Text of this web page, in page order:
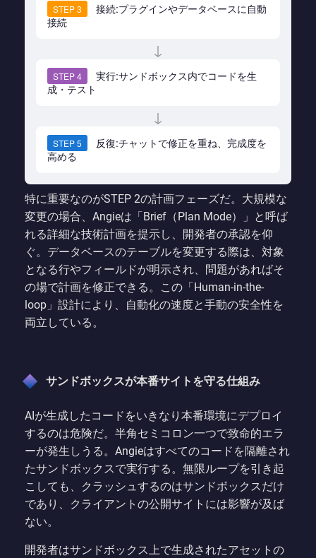
STEP 3
接続:プラグインやデータベースに自動
接続
↓
STEP 4
実行:サンドボックス内でコードを生
成・テスト
↓
STEP 5
反復:チャットで修正を重ね、完成度を
高める
特に重要なのがSTEP 2の計画フェーズだ。大規模な
変更の場合、Angieは「Brief（Plan Mode）」と呼ば
れる詳細な技術計画を提示し、開発者の承認を仰
ぐ。データベースのテーブルを変更する際は、対象
となる行やフィールドが明示され、問題があればそ
の場で計画を修正できる。この「Human-in-the-
loop」設計により、自動化の速度と手動の安全性を
両立している。
サンドボックスが本番サイトを守る仕組み
AIが生成したコードをいきなり本番環境にデプロイ
するのは危険だ。半角セミコロン一つで致命的エラ
ーが発生しうる。Angieはすべてのコードを隔離され
たサンドボックスで実行する。無限ループを引き起
こしても、クラッシュするのはサンドボックスだけ
であり、クライアントの公開サイトには影響が及ば
ない。
開発者はサンドボックス上で生成されたアセットの